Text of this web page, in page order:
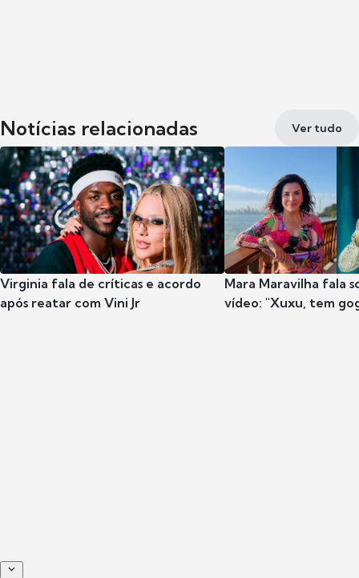
Notícias relacionadas Ver tudo
Virginia fala de críticas e acordo
após reatar com Vini Jr
Mara Maravilha fala
vídeo: "Xuxu, tem